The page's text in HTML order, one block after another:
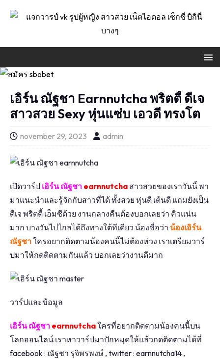
เอิร์น ณัฐชา Earnnutcha พริตตี้ ดีเจ
สาวสวย Sexy หุ่นแซ่บ เอวดี ทรงโต
november 29, 2023 admin
เปิดวาร์ป เอิร์น ณัฐชา earnnutcha สาวสวยของเราวันนี้ พา
มาแนะนำและรู้จักกับสาวที่ได้ ทั้งสวย หุ่นดี เต้นดี แถมยังเป็น
ดีเจ พริตตี้ เอ็มซีด้วย งานกลางคืนต้องบอกเลยว่า คิวแน่น
มาก บางวันไปไกลได้ถึงทางใต้ทีเดียว น้องชื่อว่า น้องเอิร์น
ณัฐชาใครอยากติดตามน้องคนนี้ไม่ต้องห่วง เราเตรียมวาร์
ปมาให้กดติดตามกันแล้ว บอกเลยว่างานดีมาก
วาร์ปและข้อมูล
เอิร์น ณัฐชา earnnutchaใครที่อยากติดตามน้องคนนี้บน
โลกออนไลน์ เราหาวาร์ปมาปักหมุดให้แล้วกดติดตามได้ที่
facebook : ณัฐชา รุจิพรพงษ์ , twitter : earnnutcha14 ,